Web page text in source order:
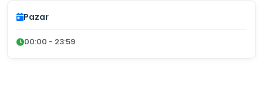
Pazar
00:00 - 23:59